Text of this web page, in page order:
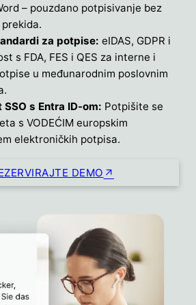
– pouzdano potpisivanje bez
za potpise: eIDAS, GDPR i
s FDA, FES i QES za interne i
u međunarodnim poslovnim
s Entra ID-om: Potpišite se
s VODEĆIM europskim
elektroničkih potpisa.
DEMO